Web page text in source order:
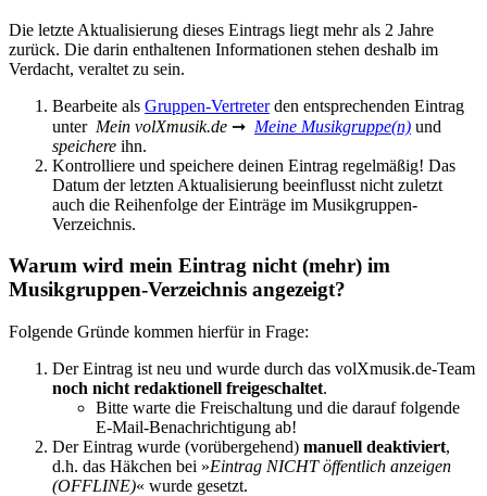
Die letzte Aktualisierung dieses Eintrags liegt mehr als 2 Jahre
zurück. Die darin enthaltenen Informationen stehen deshalb im
Verdacht, veraltet zu sein.
Bearbeite als Gruppen-Vertreterden entsprechenden Eintrag
unter Mein volXmusik.de ➞ Meine Musikgruppe(n) und
speichere ihn.
Kontrolliere und speichere deinen Eintrag regelmäßig! Das
Datum der letzten Aktualisierung beeinflusst nicht zuletzt
auch die Reihenfolge der Einträge im Musikgruppen-
Verzeichnis.
Warum wird mein Eintrag nicht (mehr) im
Musikgruppen-Verzeichnis angezeigt?
Folgende Gründe kommen hierfür in Frage:
Der Eintrag ist neu und wurde durch das volXmusik.de-Team
noch nicht redaktionell freigeschaltet.
Bitte warte die Freischaltung und die darauf folgende
E-Mail-Benachrichtigung ab!
Der Eintrag wurde (vorübergehend) manuell deaktiviert,
d.h. das Häkchen bei »Eintrag NICHT öffentlich anzeigen
(OFFLINE)« wurde gesetzt.